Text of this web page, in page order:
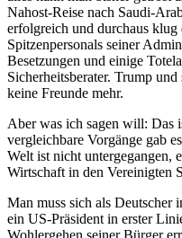
Nahost-Reise nach Saudi-
erfolgreich und durchaus
Spitzenpersonals seiner
Besetzungen und einige
Sicherheitsberater. Trump
keine Freunde mehr.
Aber was ich sagen will: Das
vergleichbare Vorgänge gab
Welt ist nicht untergegangen,
Wirtschaft in den Vereinigten
Man muss sich als Deutscher
ein US-Präsident in erster
Wohlergehen seiner Bürger